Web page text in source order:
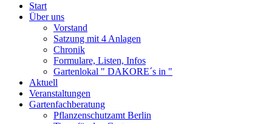
Start
Über uns
Vorstand
Satzung mit 4 Anlagen
Chronik
Formulare, Listen, Infos
Gartenlokal " DAKORE´s in "
Aktuell
Veranstaltungen
Gartenfachberatung
Pflanzenschutzamt Berlin